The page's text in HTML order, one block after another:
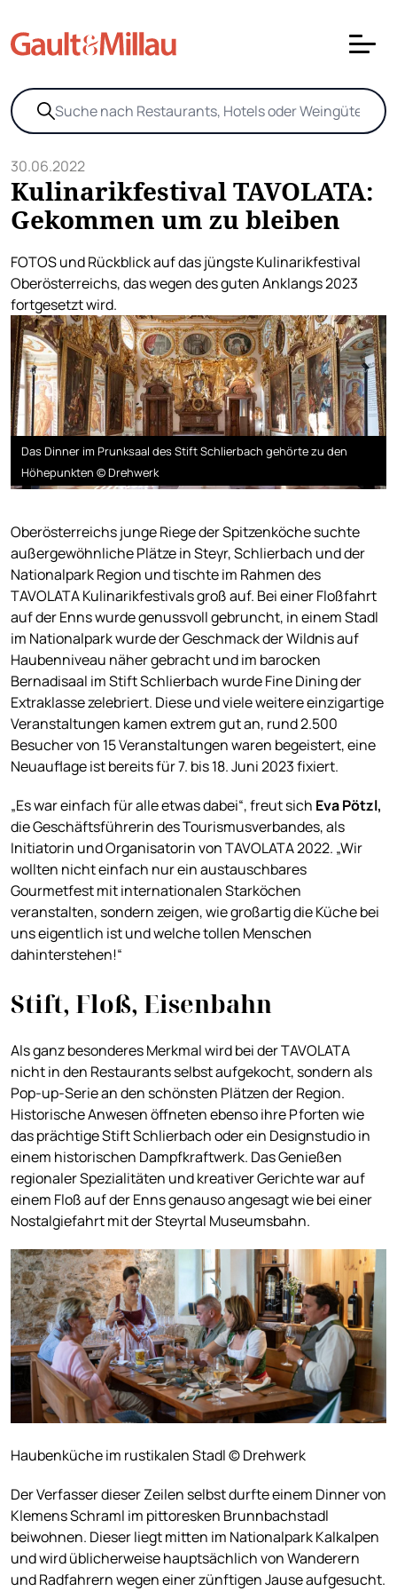
30.06.2022
Kulinarikfestival TAVOLATA:
Gekommen um zu bleiben
FOTOS und Rückblick auf das jüngste Kulinarikfestival
Oberösterreichs, das wegen des guten Anklangs 2023
fortgesetzt wird.
Das Dinner im Prunksaal des Stift Schlierbach gehörte zu den
Höhepunkten © Drehwerk
Oberösterreichs junge Riege der Spitzenköche suchte
außergewöhnliche Plätze in Steyr, Schlierbach und der
Nationalpark Region und tischte im Rahmen des
TAVOLATA Kulinarikfestivals groß auf. Bei einer Floßfahrt
auf der Enns wurde genussvoll gebruncht, in einem Stadl
im Nationalpark wurde der Geschmack der Wildnis auf
Haubenniveau näher gebracht und im barocken
Bernadisaal im Stift Schlierbach wurde Fine Dining der
Extraklasse zelebriert. Diese und viele weitere einzigartige
Veranstaltungen kamen extrem gut an, rund 2.500
Besucher von 15 Veranstaltungen waren begeistert, eine
Neuauflage ist bereits für 7. bis 18. Juni 2023 fixiert.
„Es war einfach für alle etwas dabei“, freut sich Eva Pötzl,
die Geschäftsführerin des Tourismusverbandes, als
Initiatorin und Organisatorin von TAVOLATA 2022. „Wir
wollten nicht einfach nur ein austauschbares
Gourmetfest mit internationalen Starköchen
veranstalten, sondern zeigen, wie großartig die Küche bei
uns eigentlich ist und welche tollen Menschen
dahinterstehen!“
Stift, Floß, Eisenbahn
Als ganz besonderes Merkmal wird bei der TAVOLATA
nicht in den Restaurants selbst aufgekocht, sondern als
Pop-up-Serie an den schönsten Plätzen der Region.
Historische Anwesen öffneten ebenso ihre Pforten wie
das prächtige Stift Schlierbach oder ein Designstudio in
einem historischen Dampfkraftwerk. Das Genießen
regionaler Spezialitäten und kreativer Gerichte war auf
einem Floß auf der Enns genauso angesagt wie bei einer
Nostalgiefahrt mit der Steyrtal Museumsbahn.
Haubenküche im rustikalen Stadl © Drehwerk
Der Verfasser dieser Zeilen selbst durfte einem Dinner von
Klemens Schraml im pittoresken Brunnbachstadl
beiwohnen. Dieser liegt mitten im Nationalpark Kalkalpen
und wird üblicherweise hauptsächlich von Wanderern
und Radfahrern wegen einer zünftigen Jause aufgesucht.